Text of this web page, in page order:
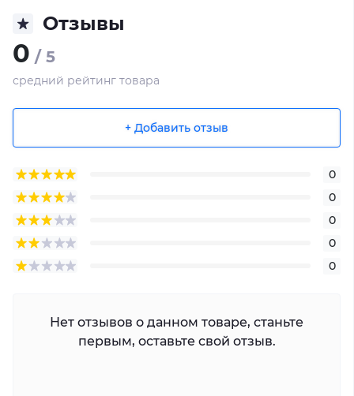
Отзывы
0 / 5
средний рейтинг товара
+ Добавить отзыв
0
0
0
0
0
Нет отзывов о данном товаре, станьте
первым, оставьте свой отзыв.